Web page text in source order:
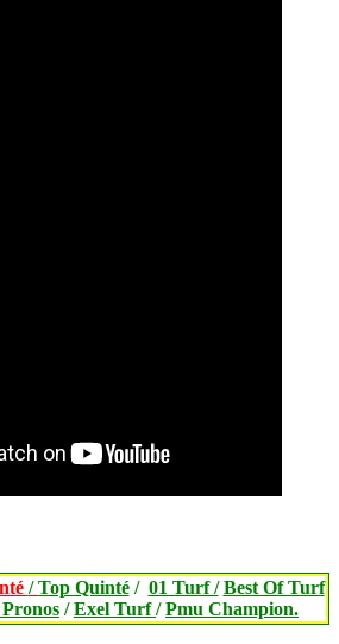
/Top Quinté/ 01 Turf / Best Of Turf
/Exel Turf/Pmu Champion.